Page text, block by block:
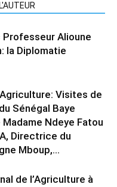
Alioune
la Diplomatie
Visites de
Sénégal Baye
Madame Ndeye Fatou
Directrice du
Mboup,...
de l’Agriculture à